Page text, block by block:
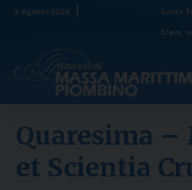
Skip9 Agosto 2026
Santa
Stein,
Quaresima
et Scientia